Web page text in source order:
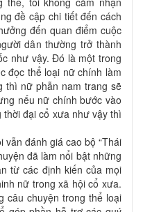
đề cập chi tiết đến cách
đến quan điểm cuộc
dân thường trở thành
như vậy. Đó là một trong
đọc thể loại nữ chính làm
thì nữ phẫn nam trang sẽ
nếu nữ chính bước vào
đại cổ xưa như vậy thì
đánh giá cao bộ “Thái
đã làm nổi bật những
từ các định kiến của mọi
nữ trong xã hội cổ xưa.
câu chuyện trong thể loại